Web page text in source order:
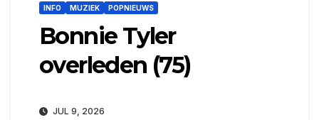
INFO MUZIEK POPNIEUWS
Bonnie Tyler
overleden (75)
JUL 9, 2026